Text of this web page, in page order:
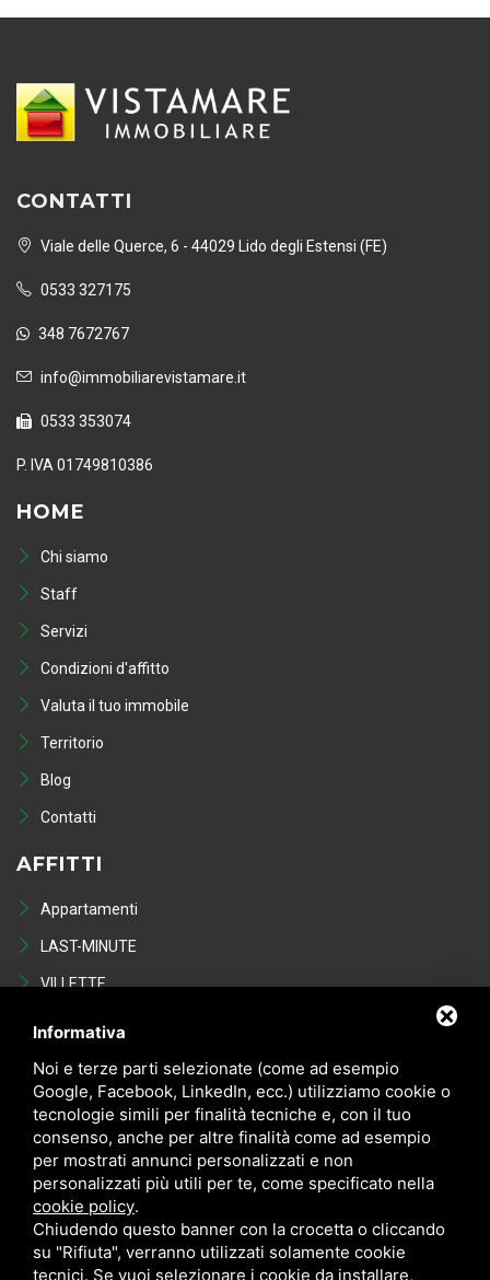
CONTATTI
Viale delle Querce, 6 - 44029 Lido degli Estensi (FE)
0533 327175
348 7672767
info@immobiliarevistamare.it
0533 353074
P. IVA 01749810386
HOME
Chi siamo
Staff
Servizi
Condizioni d'affitto
Valuta il tuo immobile
Territorio
Blog
Contatti
AFFITTI
Appartamenti
LAST-MINUTE
VILLETTE
Last Minute
VENDITE
Appartamenti
VILLETTE
NEGOZI
POSTI AUTO - GARAGE
Occasioni in vendita
Informativa
Noi e terze parti selezionate (come ad esempio
Google, Facebook, LinkedIn, ecc.) utilizziamo cookie o
tecnologie simili per finalità tecniche e, con il tuo
consenso, anche per altre finalità come ad esempio
per mostrati annunci personalizzati e non
personalizzati più utili per te, come specificato nella
cookie policy.
Chiudendo questo banner con la crocetta o cliccando
su "Rifiuta", verranno utilizzati solamente cookie
tecnici. Se vuoi selezionare i cookie da installare,